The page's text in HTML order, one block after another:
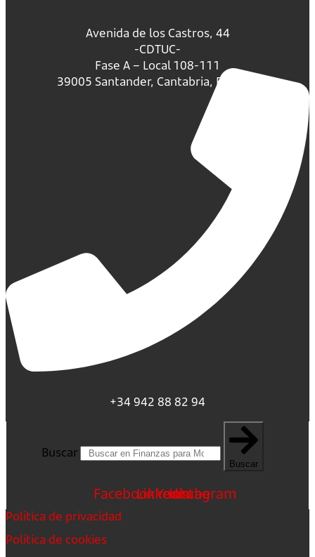
Avenida de los Castros, 44
-CDTUC-
Fase A – Local 108-111
39005 Santander, Cantabria, España.
+34 942 88 82 94
Buscar
Buscar
FacebookLinkedin
Youtube
Instagram
Política de privacidad
Política de cookies